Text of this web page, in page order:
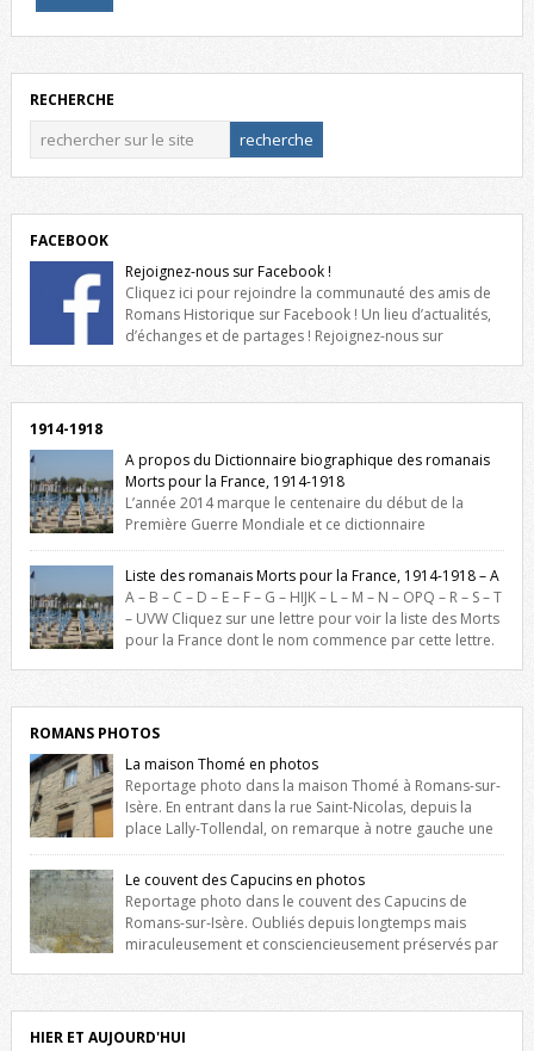
RECHERCHE
FACEBOOK
Rejoignez-nous sur Facebook !
Cliquez ici pour rejoindre la communauté des amis de
Romans Historique sur Facebook ! Un lieu d’actualités,
d’échanges et de partages ! Rejoignez-nous sur
1914-1918
A propos du Dictionnaire biographique des romanais
Morts pour la France, 1914-1918
L’année 2014 marque le centenaire du début de la
Première Guerre Mondiale et ce dictionnaire
biographique veut rendre hommage aux romanais Morts pour la
France durant ce conflit. La base de cette recherche historique est
constituée des noms gravés sur les plaques commémoratives de
l’Hôtel de Ville, du lycée du Dauphiné et du lycée Triboulet, […]
Liste des romanais Morts pour la France, 1914-1918 – A
A – B – C – D – E – F – G – HIJK – L – M – N – OPQ – R – S – T
– UVW Cliquez sur une lettre pour voir la liste des Morts
pour la France dont le nom commence par cette lettre.
ROMANS PHOTOS
La maison Thomé en photos
Reportage photo dans la maison Thomé à Romans-sur-
Isère. En entrant dans la rue Saint-Nicolas, depuis la
place Lally-Tollendal, on remarque à notre gauche une
maison construite au XVIè siècle. Les deux façades sont ornées de
fenêtres jumelles à meneaux. Entre ces deux étages, on peut voir une
niche qui contient une statue de la Vierge. […]
Le couvent des Capucins en photos
Reportage photo dans le couvent des Capucins de
Romans-sur-Isère. Oubliés depuis longtemps mais
miraculeusement et consciencieusement préservés par
l’histoire de la redécouverte de vestiges du couvent des Capucins !
Petit retour sur l’histoire […]
HIER ET AUJOURD'HUI